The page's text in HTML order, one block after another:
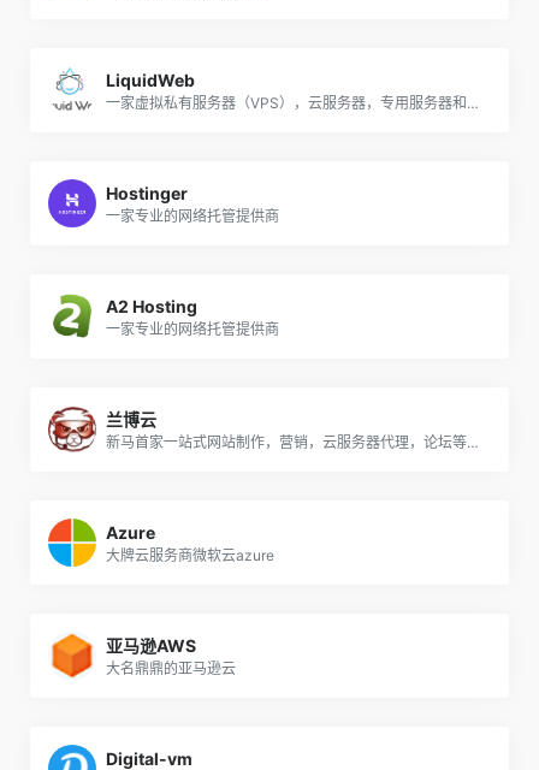
LiquidWeb
一家虚拟私有服务器（VPS），云服务器，专用服务器和基础架构即服务（IaaS）提供商
Hostinger
一家专业的网络托管提供商
A2 Hosting
一家专业的网络托管提供商
兰博云
新马首家一站式网站制作，营销，云服务器代理，论坛等一站式推广公司
Azure
大牌云服务商微软云azure
亚马逊AWS
大名鼎鼎的亚马逊云
Digital-vm